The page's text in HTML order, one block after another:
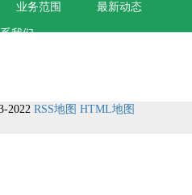
业务范围 最新动态
我们
2022 RSS地图 HTML地图